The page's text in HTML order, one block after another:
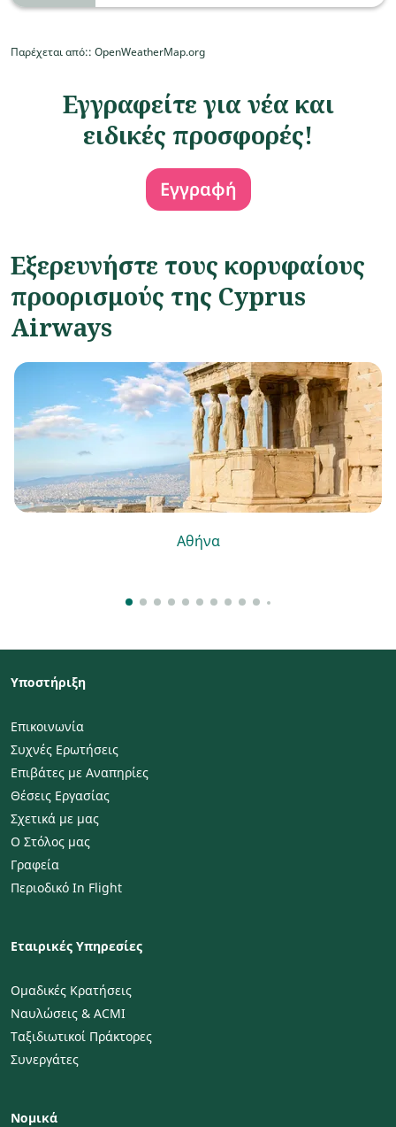
Παρέχεται από:: OpenWeatherMap.org
Εγγραφείτε για νέα και
ειδικές προσφορές!
Εγγραφή
Εξερευνήστε τους κορυφαίους
προορισμούς της Cyprus
Airways
Αθήνα
Υποστήριξη
Επικοινωνία
Συχνές Ερωτήσεις
Επιβάτες με Αναπηρίες
Θέσεις Εργασίας
Σχετικά με μας
Ο Στόλος μας
Γραφεία
Περιοδικό In Flight
Εταιρικές Υπηρεσίες
Ομαδικές Κρατήσεις
Ναυλώσεις & ACMI
Ταξιδιωτικοί Πράκτορες
Συνεργάτες
Νομικά